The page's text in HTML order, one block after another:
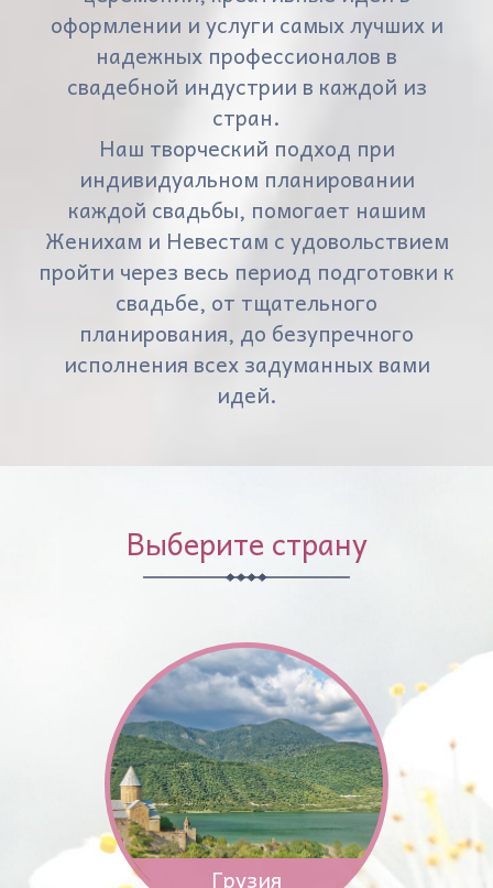
оформлении и услуги самых лучших и
надежных профессионалов в
свадебной индустрии в каждой из
стран.
Наш творческий подход при
индивидуальном планировании
каждой свадьбы, помогает нашим
Женихам и Невестам с удовольствием
пройти через весь период подготовки к
свадьбе, от тщательного
планирования, до безупречного
исполнения всех задуманных вами
идей.
Выберите страну
Грузия